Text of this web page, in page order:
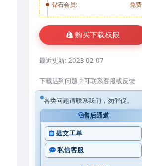
钻石会员:
免费
购买下载权限
最近更新: 2023-02-07
下载遇到问题？可联系客服或反馈
各类问题请联系我们，勿催促。
售后通道
提交工单
私信客服